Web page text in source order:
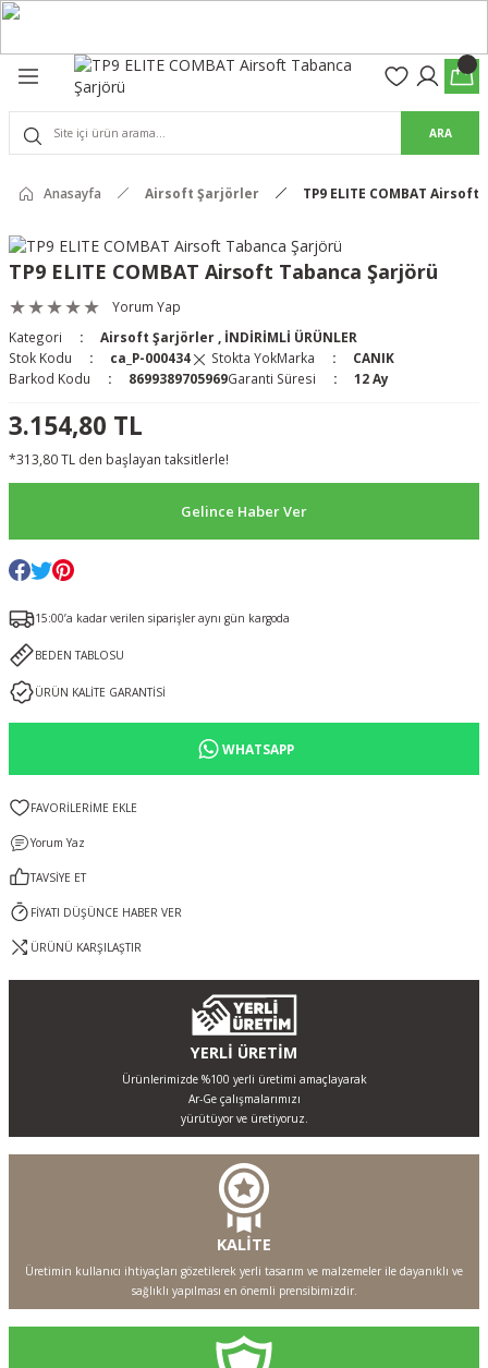
Pro Pantolon
Pantolon
& Kalkanlar
Well) ve Arka Kabzalar
ARA
Anasayfa Airsoft Şarjörler TP9 ELITE COMBAT
TP9 ELITE COMBAT Airsoft Tabanca Şarjörü
Yorum Yap
Kategori
Airsoft Şarjörler
İNDİRİMLİ ÜRÜNLER
Stok Kodu
ca_P-000434 Stokta YokMarka
CANIK
Barkod Kodu
8699389705969Garanti Süresi 12 Ay
3.154,80 TL
*313,80 TL den başlayan taksitlerle!
Gelince Haber Ver
15:00’a kadar verilen siparişler aynı gün kargoda
BEDEN TABLOSU
ÜRÜN KALİTE GARANTİSİ
WHATSAPP
Yorum Yaz
TAVSİYE ET
FİYATI DÜŞÜNCE HABER VER
ÜRÜNÜ KARŞILAŞTIR
YERLİ ÜRETİM
Ürünlerimizde %100 yerli üretimi amaçlayarak
Ar-Ge çalışmalarımızı
yürütüyor ve üretiyoruz.
KALİTE
Üretimin kullanıcı ihtiyaçları gözetilerek yerli tasarım ve malzemeler ile dayanıklı ve
sağlıklı yapılması en önemli prensibimizdir.